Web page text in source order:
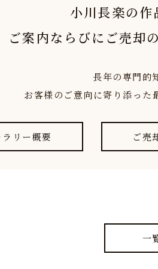
小川長楽の作
ご案内ならびにご売却
長年の専門的
お客様のご意向に寄り添った
ラリー概要 ご売
一